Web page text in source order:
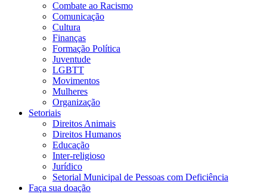
Combate ao Racismo
Comunicação
Cultura
Finanças
Formação Política
Juventude
LGBTT
Movimentos
Mulheres
Organização
Setoriais
Direitos Animais
Direitos Humanos
Educação
Inter-religioso
Jurídico
Setorial Municipal de Pessoas com Deficiência
Faça sua doação